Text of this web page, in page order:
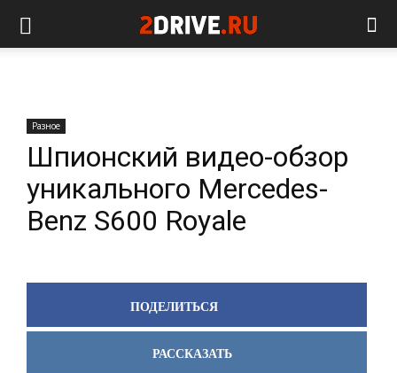
Разное
Шпионский видео-обзор
уникального Mercedes-
Benz S600 Royale
ПОДЕЛИТЬСЯ
РАССКАЗАТЬ